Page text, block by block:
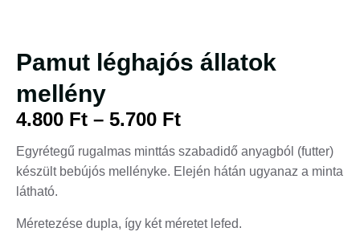
Pamut léghajós állatok
mellény
4.800 Ft – 5.700 Ft
Egyrétegű rugalmas minttás szabadidő anyagból (futter)
készült bebújós mellényke. Elején hátán ugyanaz a minta
látható.
Méretezése dupla, így két méretet lefed.